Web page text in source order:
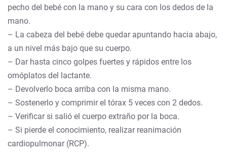
pecho del bebé con la mano y su cara con los dedos de la
mano.
– La cabeza del bebé debe quedar apuntando hacia abajo,
a un nivel más bajo que su cuerpo.
– Dar hasta cinco golpes fuertes y rápidos entre los
omóplatos del lactante.
– Devolverlo boca arriba con la misma mano.
– Sostenerlo y comprimir el tórax 5 veces con 2 dedos.
– Verificar si salió el cuerpo extraño por la boca.
– Si pierde el conocimiento, realizar reanimación
cardiopulmonar (RCP).